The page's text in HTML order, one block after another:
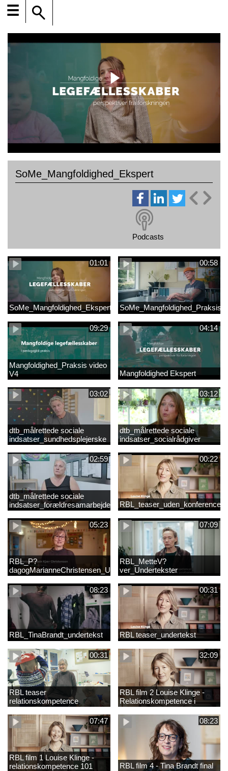
☰
SoMe_Mangfoldighed_Ekspert
Podcasts
01:01
SoMe_Mangfoldighed_Ekspert
00:58
SoMe_Mangfoldighed_Praksis
09:29
Mangfoldighed_Praksis video
V4
04:14
Mangfoldighed Ekspert
03:02
dtb_målrettede sociale
indsatser_sundhedsplejerske
(Original).mp4
03:12
dtb_målrettede sociale
indsatser_socialrådgiver
(Original).mp4
02:59
dtb_målrettede sociale
indsatser_forældresamarbejde
(Original).mp4
00:22
05:23
RBL_P?
dagogMarianneChristensen_Undertekst
07:09
RBL_MetteV?
ver_Undertekster
08:23
RBL_TinaBrandt_undertekst
00:31
RBL teaser_undertekst
00:31
RBL teaser
relationskompetence
32:09
RBL film 2 Louise Klinge -
Relationskompetence i
praksis
07:47
RBL film 1 Louise Klinge -
relationskompetence 101
08:23
RBL film 4 - Tina Brandt final